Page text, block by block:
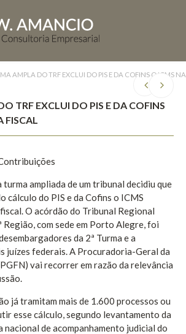
AMPLA DO TRF EXCLUI DO PIS E DA COFINS O ICMS
TRF EXCLUI DO PIS E DA COFINS
FISCAL
turma ampliada de um tribunal decidiu que
cálculo do PIS e da Cofins o ICMS
O acórdão do Tribunal Regional
Região, com sede em Porto Alegre, foi
da 2ª Turma e a
juízes federais. A Procuradoria-Geral da
vai recorrer em razão da relevância
já tramitam mais de 1.600 processos ou
esse cálculo, segundo levantamento da
nacional de acompanhamento judicial do